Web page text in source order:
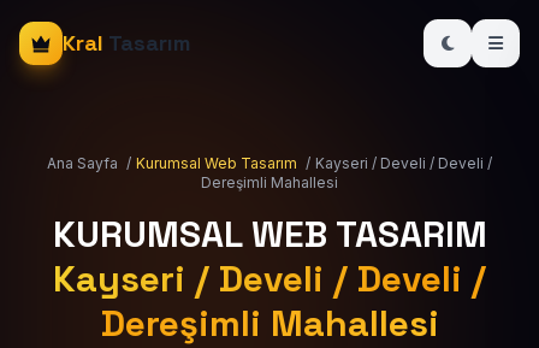
Kral Tasarım
Ana Sayfa / Kurumsal Web Tasarım / Kayseri / Develi / Develi /
Dereşimli Mahallesi
KURUMSAL WEB TASARIM
Kayseri / Develi / Develi /
Dereşimli Mahallesi